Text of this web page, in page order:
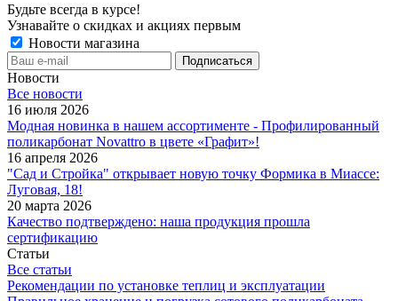
Будьте всегда в курсе!
Узнавайте о скидках и акциях первым
Новости магазина
Новости
Все новости
16 июля 2026
Модная новинка в нашем ассортименте - Профилированный
поликарбонат Novattro в цвете «Графит»!
16 апреля 2026
"Сад и Стройка" открывает новую точку Формика в Миассе:
Луговая, 18!
20 марта 2026
Качество подтверждено: наша продукция прошла
сертификацию
Статьи
Все статьи
Рекомендации по установке теплиц и эксплуатации